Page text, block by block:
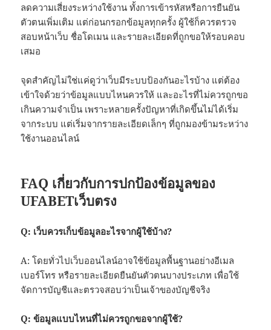
ลดความเสี่ยงระหว่างใช้งาน ทั้งการเข้ารหัสหรือการยืนยัน
ตัวตนเพิ่มเติม แต่ก่อนกรอกข้อมูลทุกครั้ง ผู้ใช้ก็ควรตรวจ
สอบหน้าเว็บ ชื่อโดเมน และรายละเอียดที่ถูกขอให้รอบคอบ
เสมอ
จุดสำคัญไม่ใช่แค่ดูว่าเว็บมีระบบป้องกันอะไรบ้าง แต่ต้อง
เข้าใจด้วยว่าข้อมูลแบบไหนควรให้ และอะไรที่ไม่ควรถูกขอ
เกินความจำเป็น เพราะหลายครั้งปัญหาที่เกิดขึ้นไม่ได้เริ่ม
จากระบบ แต่เริ่มจากรายละเอียดเล็กๆ ที่ถูกมองข้ามระหว่าง
ใช้งานออนไลน์
FAQ เกี่ยวกับการปกป้องข้อมูลของ
UFABETเว็บตรง
Q: เว็บควรเก็บข้อมูลอะไรจากผู้ใช้บ้าง?
A: โดยทั่วไปเว็บออนไลน์อาจใช้ข้อมูลพื้นฐานอย่างอีเมล
เบอร์โทร หรือรายละเอียดยืนยันตัวตนบางประเภท เพื่อใช้
จัดการบัญชีและตรวจสอบว่าเป็นเจ้าของบัญชีจริง
Q: ข้อมูลแบบไหนที่ไม่ควรถูกขอจากผู้ใช้?